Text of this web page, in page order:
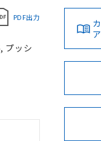
PDF出力
プッシ